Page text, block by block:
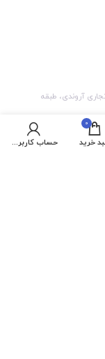
آروندی، طبقه
0
خرید حساب کاربری من